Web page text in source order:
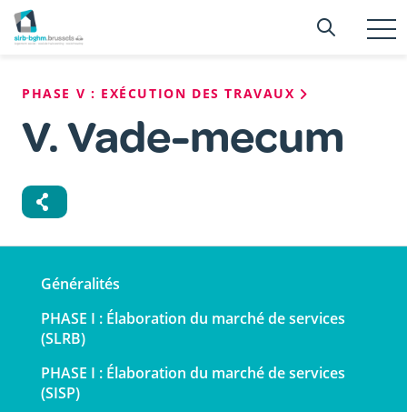
Aller
au
Fil
d'Ariane
PHASE V : EXÉCUTION DES TRAVAUX
V. Vade-mecum
Navigation
principale
Généralités
PHASE I : Élaboration du marché de services
(SLRB)
PHASE I : Élaboration du marché de services
(SISP)